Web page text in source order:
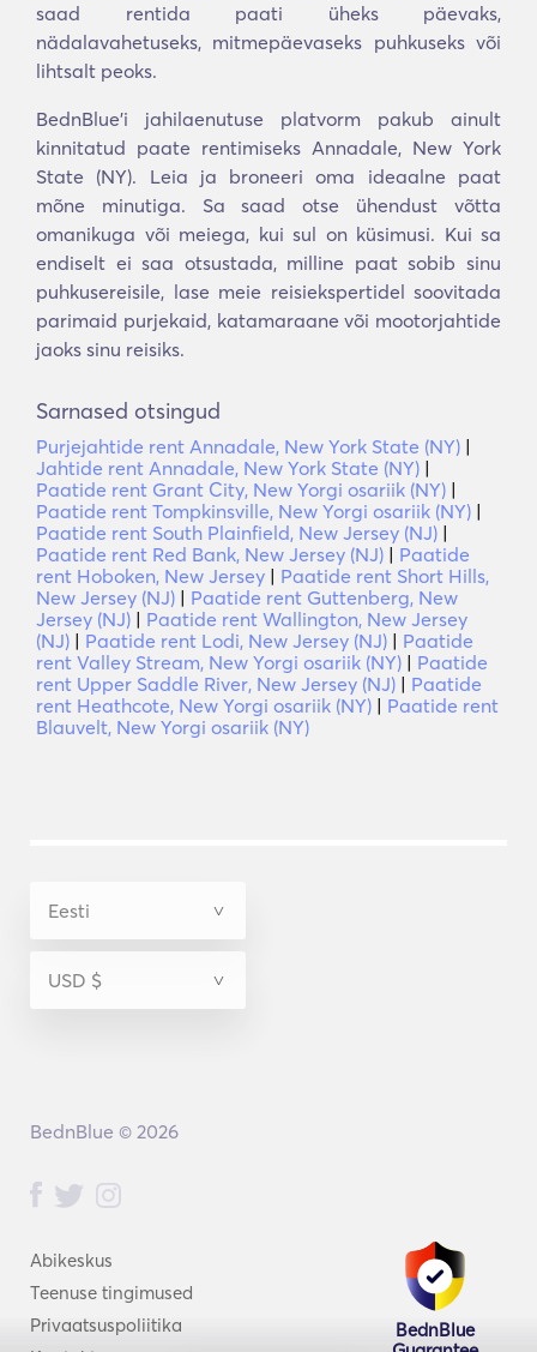
saad rentida paati üheks päevaks,
nädalavahetuseks, mitmepäevaseks puhkuseks või
lihtsalt peoks.
BednBlue'i jahilaenutuse platvorm pakub ainult
kinnitatud paate rentimiseks Annadale, New York
State (NY). Leia ja broneeri oma ideaalne paat
mõne minutiga. Sa saad otse ühendust võtta
omanikuga või meiega, kui sul on küsimusi. Kui sa
endiselt ei saa otsustada, milline paat sobib sinu
puhkusereisile, lase meie reisiekspertidel soovitada
parimaid purjekaid, katamaraane või mootorjahtide
jaoks sinu reisiks.
Sarnased otsingud
Purjejahtide rent Annadale, New York State (NY) |
Jahtide rent Annadale, New York State (NY) |
Paatide rent Grant City, New Yorgi osariik (NY) |
Paatide rent Tompkinsville, New Yorgi osariik (NY) |
Paatide rent South Plainfield, New Jersey (NJ) |
Paatide rent Red Bank, New Jersey (NJ) | Paatide
rent Hoboken, New Jersey | Paatide rent Short Hills,
New Jersey (NJ) | Paatide rent Guttenberg, New
Jersey (NJ) | Paatide rent Wallington, New Jersey
(NJ) | Paatide rent Lodi, New Jersey (NJ) | Paatide
rent Valley Stream, New Yorgi osariik (NY) | Paatide
rent Upper Saddle River, New Jersey (NJ) | Paatide
rent Heathcote, New Yorgi osariik (NY) | Paatide rent
Blauvelt, New Yorgi osariik (NY)
Abikeskus
Teenuse tingimused
Privaatsuspoliitika
BednBlue
BednBlue © 2026